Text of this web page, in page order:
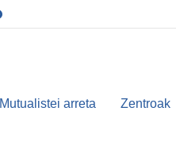
Mutualistei arreta Zentroak